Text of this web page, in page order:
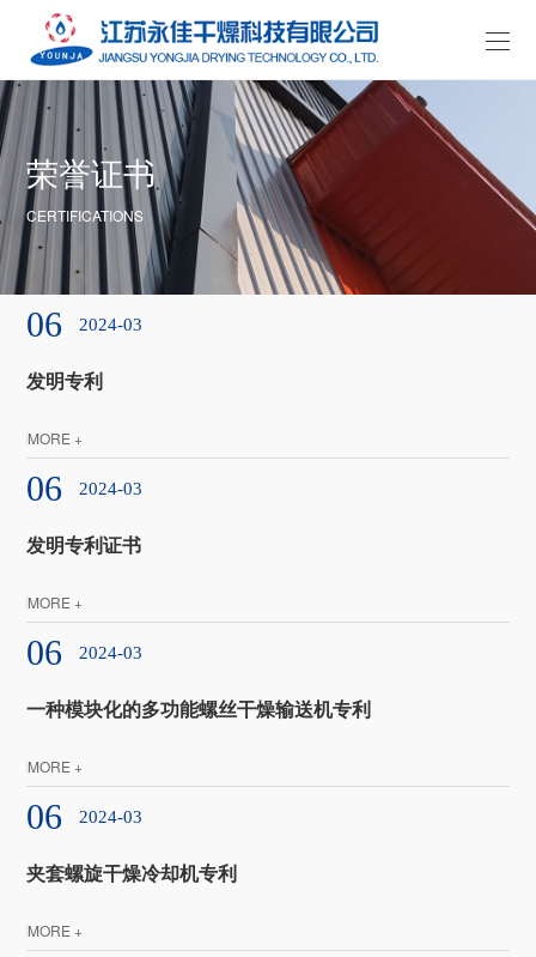
荣誉证书
CERTIFICATIONS
06 2024-03
发明专利
MORE +
06 2024-03
发明专利证书
MORE +
06 2024-03
一种模块化的多功能螺丝干燥输送机专利
MORE +
06 2024-03
夹套螺旋干燥冷却机专利
MORE +